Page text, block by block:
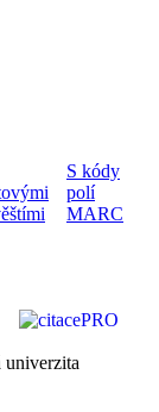
S kódy
polí
MARC